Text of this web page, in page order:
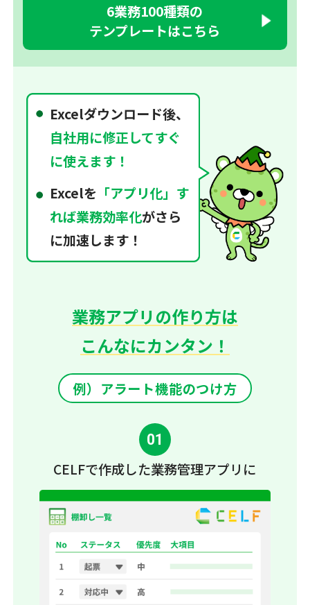
6業務100種類の
テンプレートはこちら
Excelダウンロード後、
自社用に修正してすぐ
に使えます！
Excelを 「アプリ化」す
れば業務効率化がさら
に加速します！
業務アプリの作り方は
こんなにカンタン！
例）アラート機能のつけ方
01
CELFで作成した業務管理アプリに